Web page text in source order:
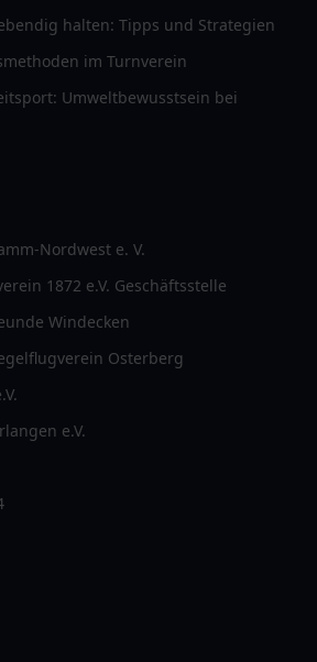
halten: Tipps und Strategien
im Turnverein
Umweltbewusstsein bei
Nordwest e. V.
1872 e.V. Geschäftsstelle
Windecken
Osterberg
e.V.